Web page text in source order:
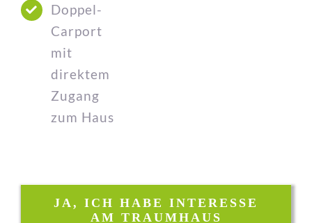
Doppel-
Carport
mit
direktem
Zugang
zum Haus
JA, ICH HABE INTERESSE
AM TRAUMHAUS